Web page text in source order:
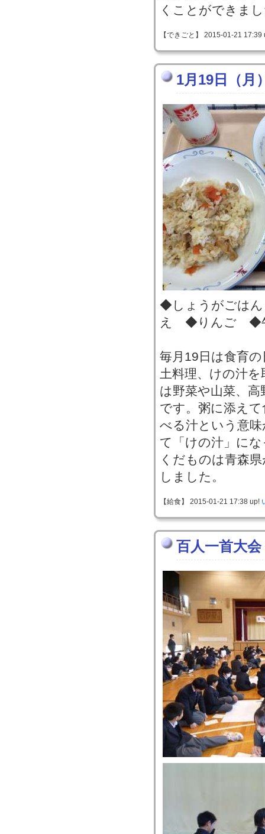
くことができま
【できごと】 2015-01-21
1月19日（月
◆しょうがごは
え ◆りんご ◆
毎月19日は食育
土料理、けの汁
は野菜や山菜、
です。粥に添え
べる汁という意
て「けの汁」に
くだものは青森
しました。
【給食】 2015-01-21 17:38 up!
百人一首大会